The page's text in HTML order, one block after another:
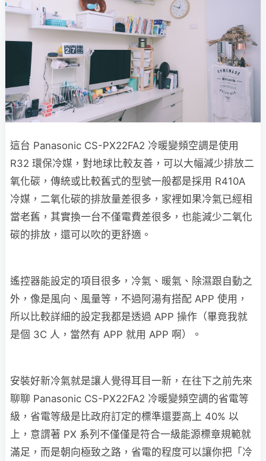
這台 Panasonic CS-PX22FA2 冷暖變頻空調是使用
R32 環保冷媒，對地球比較友善，可以大幅減少排放二
氧化碳，傳統或比較舊式的型號一般都是採用 R410A
冷媒，二氧化碳的排放量差很多，家裡如果冷氣已經相
當老舊，其實換一台不僅電費差很多，也能減少二氧化
碳的排放，還可以吹的更舒適。
遙控器能設定的項目很多，冷氣、暖氣、除濕跟自動之
外，像是風向、風量等，不過阿湯有搭配 APP 使用，
所以比較詳細的設定我都是透過 APP 操作（畢竟我就
是個 3C 人，當然有 APP 就用 APP 啊）。
安裝好新冷氣就是讓人覺得耳目一新，在往下之前先來
聊聊 Panasonic CS-PX22FA2 冷暖變頻空調的省電等
級，省電等級是比政府訂定的標準還要高上 40% 以
上，意謂著 PX 系列不僅僅是符合一級能源標章規範就
滿足，而是朝向極致之路，省電的程度可以讓你把「冷